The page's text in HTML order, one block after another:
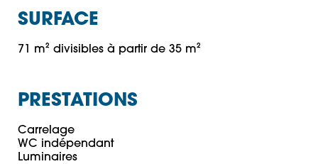
SURFACE
71 m² divisibles à partir de 35 m²
PRESTATIONS
Carrelage
WC indépendant
Luminaires